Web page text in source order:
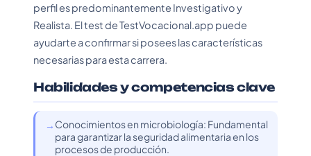
perfil es predominantemente Investigativo y
Realista. El test de TestVocacional.app puede
ayudarte a confirmar si posees las características
necesarias para esta carrera.
Habilidades y competencias clave
Conocimientos en microbiología: Fundamental
para garantizar la seguridad alimentaria en los
procesos de producción.